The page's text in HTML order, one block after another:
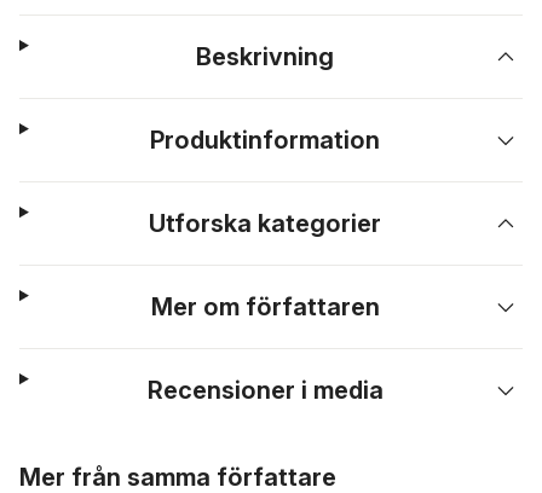
Beskrivning
Produktinformation
Utforska kategorier
Mer om författaren
Recensioner i media
Mer från samma författare